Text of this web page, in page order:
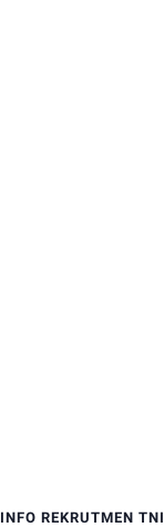
INFO REKRUTMEN TNI